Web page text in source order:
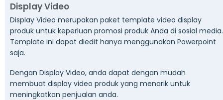
Display Video
Display Video merupakan paket template video display
produk untuk keperluan promosi produk Anda di sosial media.
Template ini dapat diedit hanya menggunakan Powerpoint
saja.
Dengan Display Video, anda dapat dengan mudah
membuat display video produk yang menarik untuk
meningkatkan penjualan anda.